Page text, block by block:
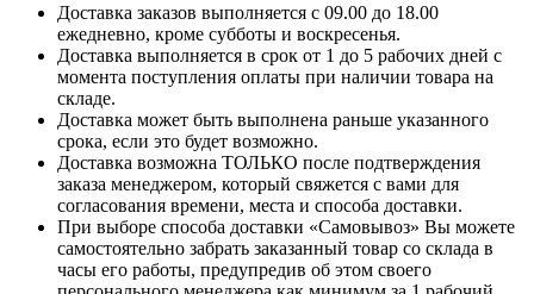
Доставка заказов выполняется с 09.00 до 18.00
ежедневно, кроме субботы и воскресенья.
Доставка выполняется в срок от 1 до 5 рабочих дней с
момента поступления оплаты при наличии товара на
складе.
Доставка может быть выполнена раньше указанного
срока, если это будет возможно.
Доставка возможна ТОЛЬКО после подтверждения
заказа менеджером, который свяжется с вами для
согласования времени, места и способа доставки.
При выборе способа доставки «Самовывоз» Вы можете
самостоятельно забрать заказанный товар со склада в
часы его работы, предупредив об этом своего